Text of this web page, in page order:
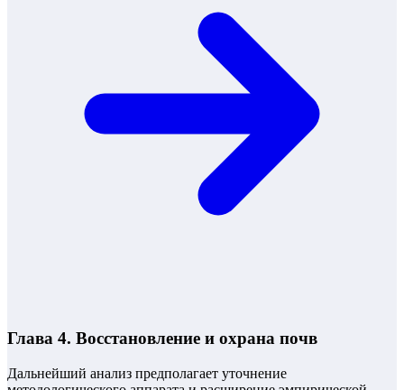
Глава 4. Восстановление и охрана почв
Дальнейший анализ предполагает уточнение